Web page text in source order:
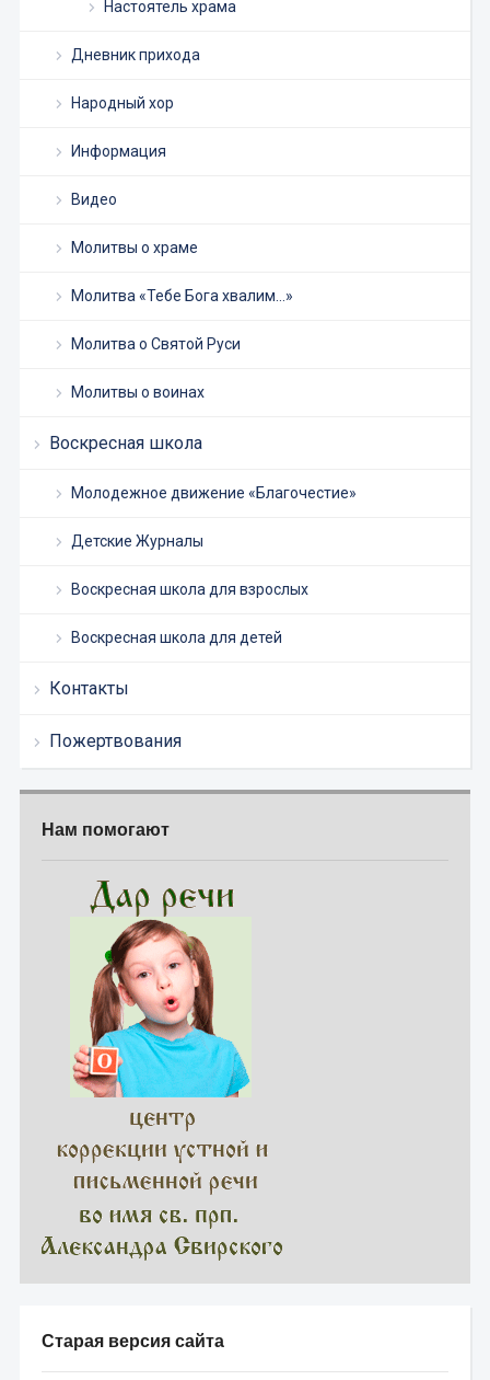
Настоятель храма
Дневник прихода
Народный хор
Информация
Видео
Молитвы о храме
Молитва «Тебе Бога хвалим…»
Молитва о Святой Руси
Молитвы о воинах
Воскресная школа
Молодежное движение «Благочестие»
Детские Журналы
Воскресная школа для взрослых
Воскресная школа для детей
Контакты
Пожертвования
Нам помогают
Старая версия сайта